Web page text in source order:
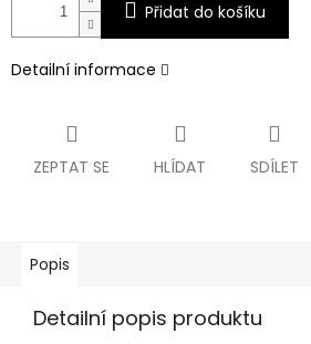
Přidat do košíku
Detailní informace
ZEPTAT SE HLÍDAT SDÍLET
Popis
Detailní popis produktu